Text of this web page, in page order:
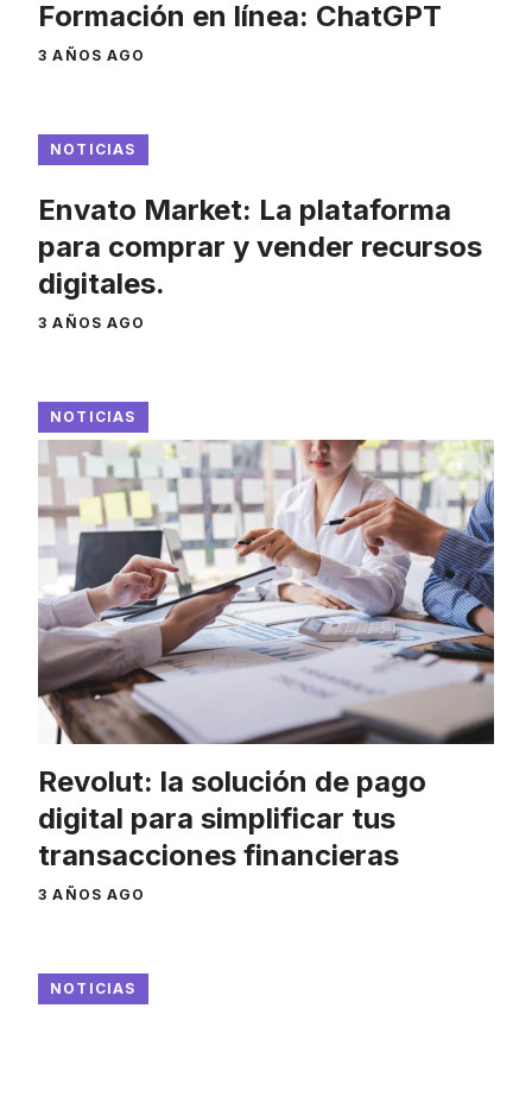
Formación en línea: ChatGPT
3 AÑOS AGO
NOTICIAS
Envato Market: La plataforma
para comprar y vender recursos
digitales.
3 AÑOS AGO
NOTICIAS
Revolut: la solución de pago
digital para simplificar tus
transacciones financieras
3 AÑOS AGO
NOTICIAS